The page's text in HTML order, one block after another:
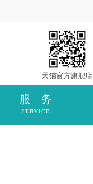
天猫官方旗舰店
服 务
SERVICE